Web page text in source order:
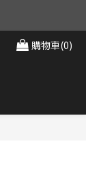
購物車(0)